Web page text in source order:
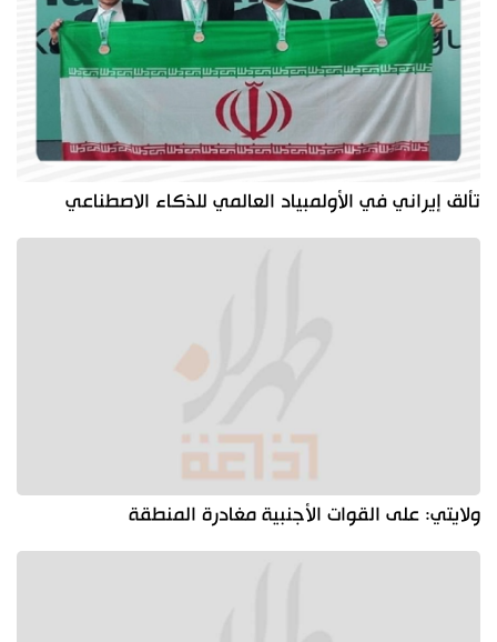
تألق إيراني في الأولمبياد العالمي للذكاء الاصطناعي
ولايتي: على القوات الأجنبية مغادرة المنطقة